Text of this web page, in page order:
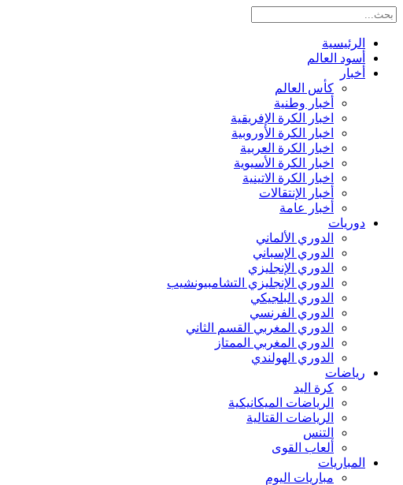
الرئيسية
أسود العالم
أخبار
كأس العالم
أخبار وطنية
اخبار الكرة الإفريقية
اخبار الكرة الأوروبية
اخبار الكرة العربية
اخبار الكرة الأسيوية
اخبار الكرة الاتينية
أخبار الإنتقالات
أخبار عامة
دوريات
الدوري الألماني
الدوري الإسباني
الدوري الإنجليزي
الدوري الإنجليزي التشامبيونشيب
الدوري البلجيكي
الدوري الفرنسي
الدوري المغربي القسم الثاني
الدوري المغربي الممتاز
الدوري الهولندي
رياضات
كرة اليد
الرياضات الميكانيكية
الرياضات القتالية
التنس
ألعاب القوى
المباريات
مباريات اليوم